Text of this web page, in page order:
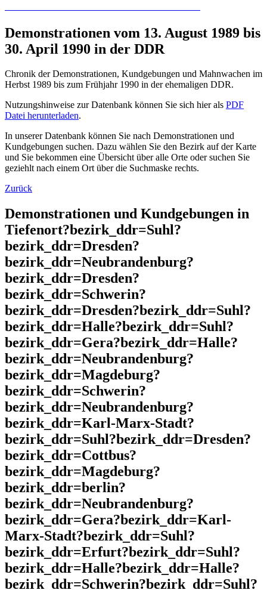
Demonstrationen vom 13. August 1989 bis
30. April 1990 in der DDR
Chronik der Demonstrationen, Kundgebungen und Mahnwachen im
Herbst 1989 bis zum Frühjahr 1990 in der ehemaligen DDR.
Nutzungshinweise zur Datenbank können Sie sich hier als PDF
Datei herunterladen.
In unserer Datenbank können Sie nach Demonstrationen und
Kundgebungen suchen. Dazu wählen Sie den Bezirk auf der Karte
und Sie bekommen eine Übersicht über alle Orte oder suchen Sie
geziehlt nach einem Ort über die Suchmaske rechts.
Zurück
Demonstrationen und Kundgebungen in
Tiefenort?bezirk_ddr=Suhl?
bezirk_ddr=Dresden?
bezirk_ddr=Neubrandenburg?
bezirk_ddr=Dresden?
bezirk_ddr=Schwerin?
bezirk_ddr=Dresden?bezirk_ddr=Suhl?
bezirk_ddr=Halle?bezirk_ddr=Suhl?
bezirk_ddr=Gera?bezirk_ddr=Halle?
bezirk_ddr=Neubrandenburg?
bezirk_ddr=Magdeburg?
bezirk_ddr=Schwerin?
bezirk_ddr=Neubrandenburg?
bezirk_ddr=Karl-Marx-Stadt?
bezirk_ddr=Suhl?bezirk_ddr=Dresden?
bezirk_ddr=Cottbus?
bezirk_ddr=Magdeburg?
bezirk_ddr=berlin?
bezirk_ddr=Neubrandenburg?
bezirk_ddr=Gera?bezirk_ddr=Karl-
Marx-Stadt?bezirk_ddr=Suhl?
bezirk_ddr=Erfurt?bezirk_ddr=Suhl?
bezirk_ddr=Halle?bezirk_ddr=Halle?
bezirk_ddr=Schwerin?bezirk_ddr=Suhl?